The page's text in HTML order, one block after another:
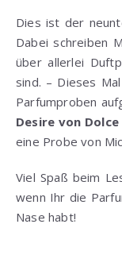
Dies ist der
Dabei schreiben
über allerlei
sind. – Dieses
Parfumproben
Desire von
eine Probe von
Viel Spaß beim
wenn Ihr die
Nase habt!